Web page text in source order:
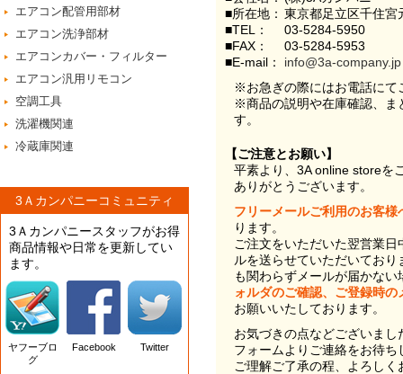
エアコン配管用部材
エアコン洗浄部材
エアコンカバー・フィルター
エアコン汎用リモコン
空調工具
洗濯機関連
冷蔵庫関連
3Ａカンパニーコミュニティ
3Ａカンパニースタッフがお得
商品情報や日常を更新してい
ます。
ヤフーブロ
グ
Facebook Twitter
■所在地： 東京都足立区千住
■TEL：
03-5284-5950
■FAX：
03-5284-5953
■E-mail：
info@3a-company.jp
※お急ぎの際にはお電話にて
※商品の説明や在庫確認、ま
す。
【ご注意とお願い】
平素より、3A online storeを
ありがとうございます。
フリーメールご利用のお客様
ります。
ご注文をいただいた翌営業
ルを送らせていただいてお
も関わらずメールが届かない
ォルダのご確認、ご登録時
お願いいたしております。
お気づきの点などございま
フォームよりご連絡をお待ち
ご理解ご了承の程、よろし